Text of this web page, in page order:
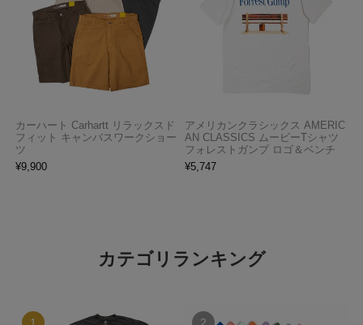
カーハート Carhartt リラックスド
フィット キャンバスワークショー
ツ
¥9,900
アメリカンクラシックス AMERIC
AN CLASSICS ムービーTシャツ
フォレストガンプ ロゴ＆ベンチ
¥5,747
カテゴリランキング